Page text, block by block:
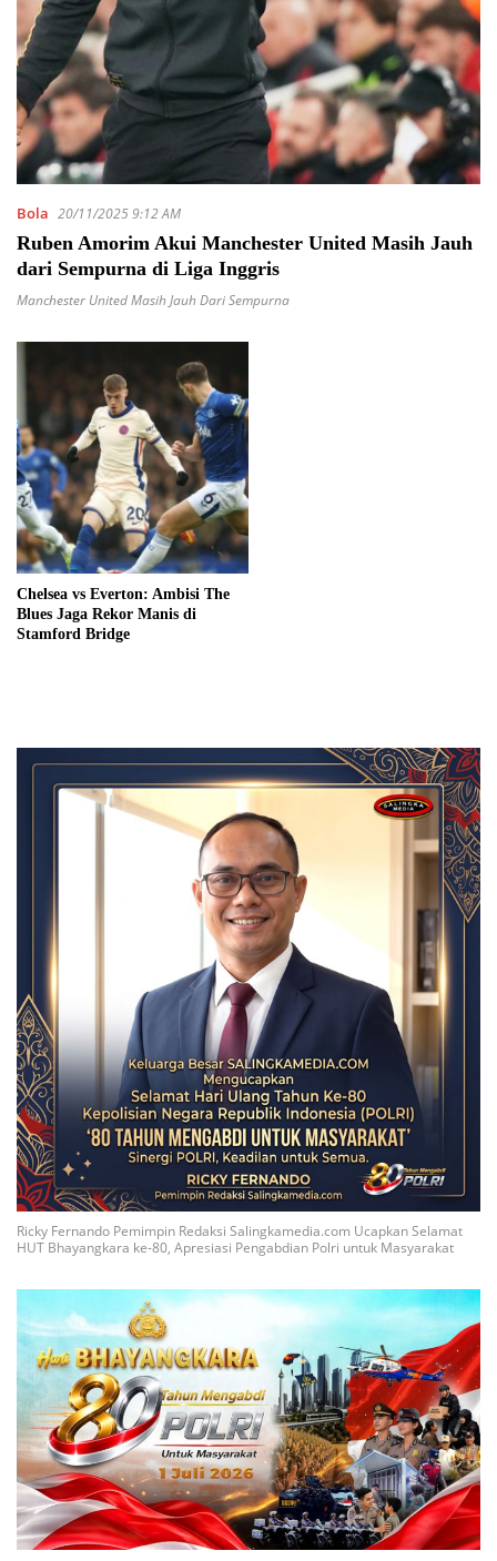
Bola 20/11/2025 9:12 AM
Ruben Amorim Akui Manchester United Masih Jauh
dari Sempurna di Liga Inggris
Manchester United Masih Jauh Dari Sempurna
Chelsea vs Everton: Ambisi The
Blues Jaga Rekor Manis di
Stamford Bridge
Ricky Fernando Pemimpin Redaksi Salingkamedia.com Ucapkan Selamat
HUT Bhayangkara ke-80, Apresiasi Pengabdian Polri untuk Masyarakat